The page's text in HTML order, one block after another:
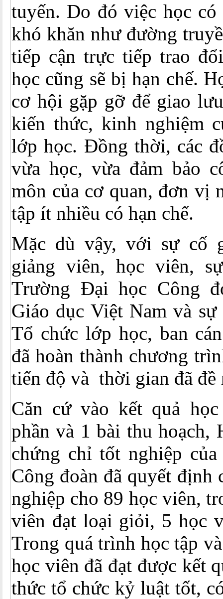
tuyến. Do đó việc học
khó khăn như đường
tiếp cận trực tiếp trao
học cũng sẽ bị hạn chế.
cơ hội gặp gỡ để giao
kiến thức, kinh nghiệm
lớp học. Đồng thời, các
vừa học, vừa đảm bảo
môn của cơ quan, đơn vị
tập ít nhiều có hạn chế.
Mặc dù vậy, với sự cố
giảng viên, học viên,
Trường Đại học Công
Giáo dục Việt Nam và
Tổ chức lớp học, ban
đã hoàn thành chương
tiến độ và thời gian đã đề
Căn cứ vào kết quả
phần và 1 bài thu hoạch,
chứng chỉ tốt nghiệp
Công đoàn đã quyết định
nghiệp cho 89 học viên,
viên đạt loại giỏi, 5 học
Trong quá trình học tập
học viên đã đạt được kết
thức tổ chức kỷ luật tốt,